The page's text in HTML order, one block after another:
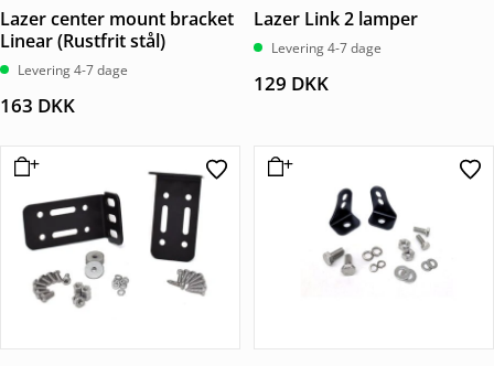
Lazer center mount bracket
Linear (Rustfrit stål)
Levering 4-7 dage
163 DKK
Lazer Link 2 lamper
Levering 4-7 dage
129 DKK